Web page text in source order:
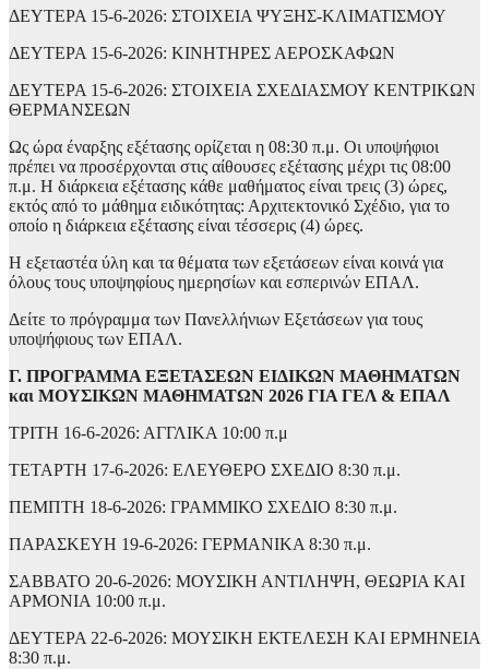
ΔΕΥΤΕΡΑ 15-6-2026: ΣΤΟΙΧΕΙΑ ΨΥΞΗΣ-ΚΛΙΜΑΤΙΣΜΟΥ
ΔΕΥΤΕΡΑ 15-6-2026: ΚΙΝΗΤΗΡΕΣ ΑΕΡΟΣΚΑΦΩΝ
ΔΕΥΤΕΡΑ 15-6-2026: ΣΤΟΙΧΕΙΑ ΣΧΕΔΙΑΣΜΟΥ ΚΕΝΤΡΙΚΩΝ
ΘΕΡΜΑΝΣΕΩΝ
Ως ώρα έναρξης εξέτασης ορίζεται η 08:30 π.μ. Οι υποψήφιοι
πρέπει να προσέρχονται στις αίθουσες εξέτασης μέχρι τις 08:00
π.μ. Η διάρκεια εξέτασης κάθε μαθήματος είναι τρεις (3) ώρες,
εκτός από το μάθημα ειδικότητας: Αρχιτεκτονικό Σχέδιο, για το
οποίο η διάρκεια εξέτασης είναι τέσσερις (4) ώρες.
Η εξεταστέα ύλη και τα θέματα των εξετάσεων είναι κοινά για
όλους τους υποψηφίους ημερησίων και εσπερινών ΕΠΑΛ.
Δείτε το πρόγραμμα των Πανελλήνιων Εξετάσεων για τους
υποψήφιους των ΕΠΑΛ.
Γ. ΠΡΟΓΡΑΜΜΑ ΕΞΕΤΑΣΕΩΝ ΕΙΔΙΚΩΝ ΜΑΘΗΜΑΤΩΝ
και ΜΟΥΣΙΚΩΝ ΜΑΘΗΜΑΤΩΝ 2026 ΓΙΑ ΓΕΛ & ΕΠΑΛ
ΤΡΙΤΗ 16-6-2026: ΑΓΓΛΙΚΑ 10:00 π.μ
ΤΕΤΑΡΤΗ 17-6-2026: ΕΛΕΥΘΕΡΟ ΣΧΕΔΙΟ 8:30 π.μ.
ΠΕΜΠΤΗ 18-6-2026: ΓΡΑΜΜΙΚΟ ΣΧΕΔΙΟ 8:30 π.μ.
ΠΑΡΑΣΚΕΥΗ 19-6-2026: ΓΕΡΜΑΝΙΚΑ 8:30 π.μ.
ΣΑΒΒΑΤΟ 20-6-2026: ΜΟΥΣΙΚΗ ΑΝΤΙΛΗΨΗ, ΘΕΩΡΙΑ ΚΑΙ
ΑΡΜΟΝΙΑ 10:00 π.μ.
ΔΕΥΤΕΡΑ 22-6-2026: ΜΟΥΣΙΚΗ ΕΚΤΕΛΕΣΗ ΚΑΙ ΕΡΜΗΝΕΙΑ
8:30 π.μ.